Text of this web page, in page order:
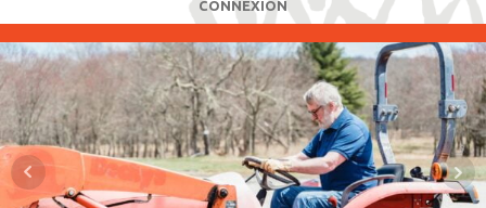
CONNEXION